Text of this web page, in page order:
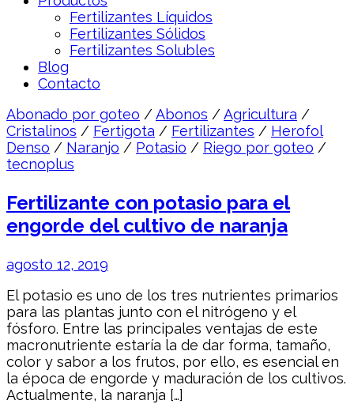
Fertilizantes Líquidos
Fertilizantes Sólidos
Fertilizantes Solubles
Blog
Contacto
Abonado por goteo /Abonos /Agricultura /
Cristalinos / Fertigota / Fertilizantes / Herofol
Denso / Naranjo / Potasio / Riego por goteo /
tecnoplus
Fertilizante con potasio para el
engorde del cultivo de naranja
agosto 12, 2019
El potasio es uno de los tres nutrientes primarios
para las plantas junto con el nitrógeno y el
fósforo. Entre las principales ventajas de este
macronutriente estaría la de dar forma, tamaño,
color y sabor a los frutos, por ello, es esencial en
la época de engorde y maduración de los cultivos.
Actualmente, la naranja […]